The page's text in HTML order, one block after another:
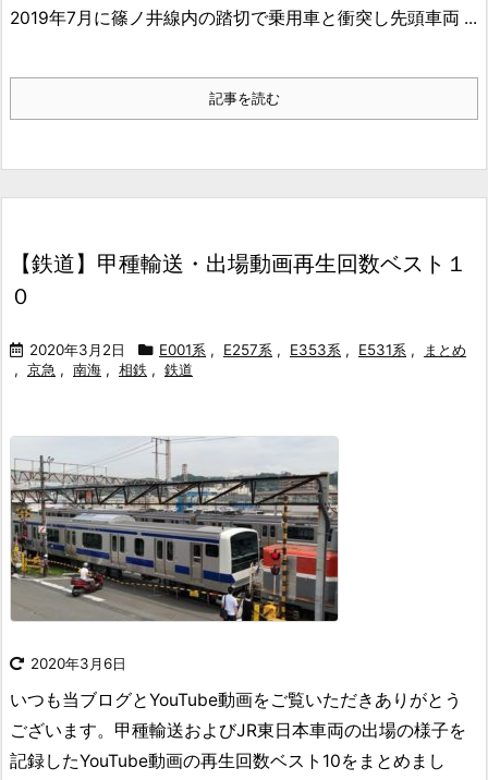
2019年7月に篠ノ井線内の踏切で乗用車と衝突し先頭車両 ...
記事を読む
【鉄道】甲種輸送・出場動画再生回数ベスト１
０
2020年3月2日 E001系 , E257系 , E353系 , E531系 ,
まとめ
, 京急 , 南海 , 相鉄 , 鉄道
2020年3月6日
いつも当ブログとYouTube動画をご覧いただきありがとう
ございます。甲種輸送およびJR東日本車両の出場の様子を
記録したYouTube動画の再生回数ベスト10をまとめまし